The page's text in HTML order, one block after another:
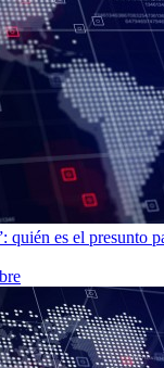
quién es el presunto